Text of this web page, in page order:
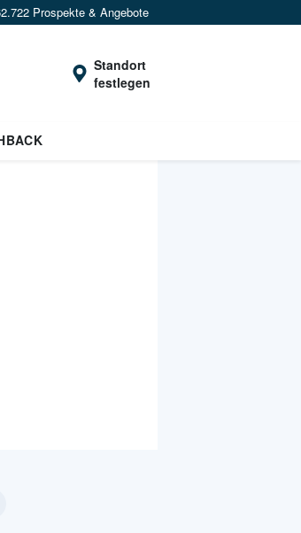
Prospekte & Angebote
Standort
festlegen